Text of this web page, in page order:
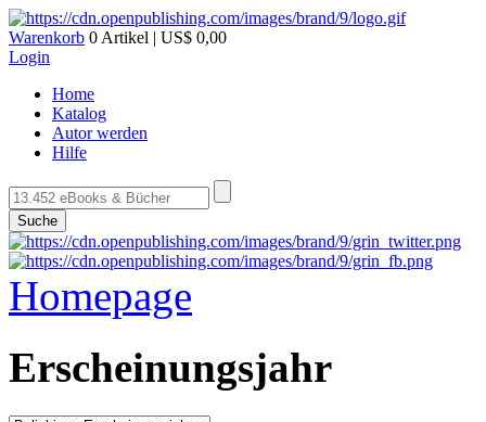
Warenkorb 0 Artikel | US$ 0,00
Login
Home
Katalog
Autor werden
Hilfe
Suche
Homepage
Erscheinungsjahr